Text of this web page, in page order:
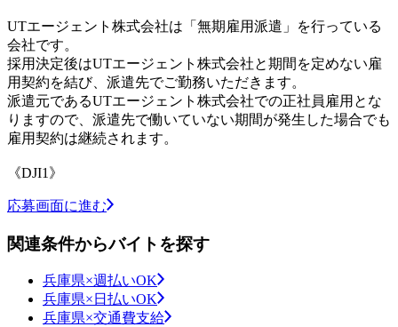
UTエージェント株式会社は「無期雇用派遣」を行っている
会社です。
採用決定後はUTエージェント株式会社と期間を定めない雇
用契約を結び、派遣先でご勤務いただきます。
派遣元であるUTエージェント株式会社での正社員雇用とな
りますので、派遣先で働いていない期間が発生した場合でも
雇用契約は継続されます。
《DJI1》
応募画面に進む
関連条件からバイトを探す
兵庫県×週払いOK
兵庫県×日払いOK
兵庫県×交通費支給